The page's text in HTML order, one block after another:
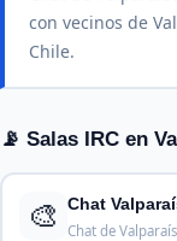
con vecinos de
Chile.
📡 Salas IRC en
🎨
Chat
Chat de